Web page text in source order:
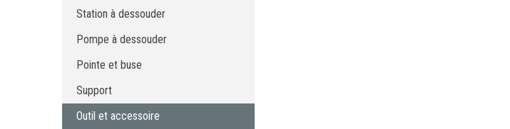
Pointe et buse
Outil et accessoire
Filtration de fumée
Pièce de rechange
Étain à souder
Autres produits de soudage
Station à dessouder
Pompe à dessouder
Pointe et buse
Support
Outil et accessoire